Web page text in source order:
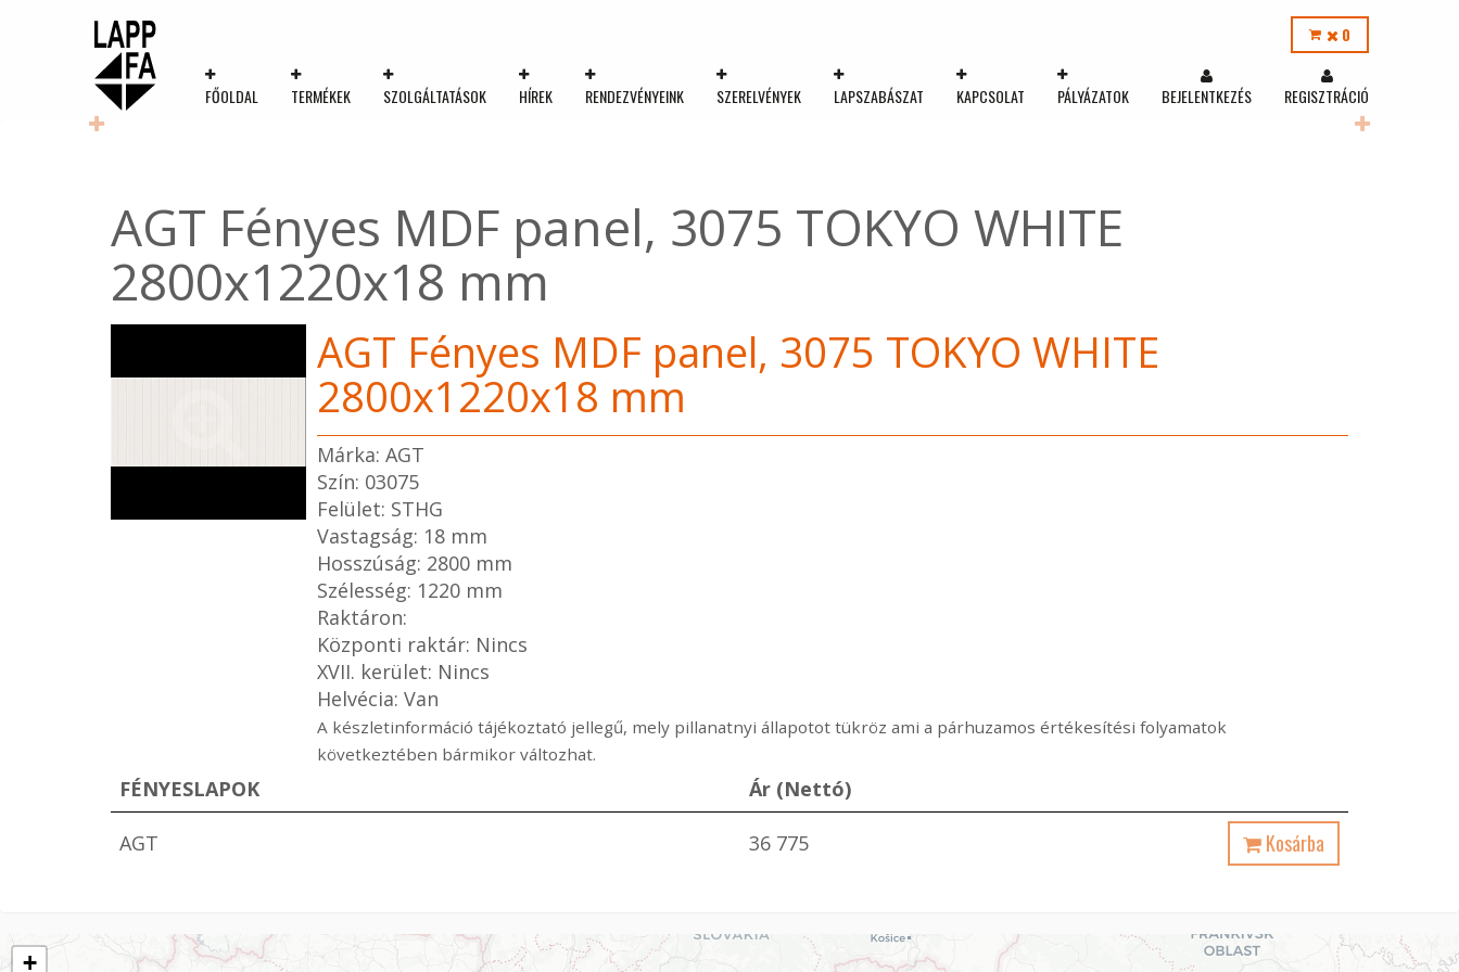
FŐOLDAL TERMÉKEK SZOLGÁLTATÁSOK HÍREK RENDEZVÉNYEINK SZERELVÉNYEK LAPSZABÁSZAT KAPCSOLAT PÁLYÁZATOK
0
BEJELENTKEZÉS REGISZTRÁCIÓ
AGT Fényes MDF panel, 3075 TOKYO WHITE
2800x1220x18 mm
AGT Fényes MDF panel, 3075 TOKYO WHITE
2800x1220x18 mm
Márka: AGT
Szín: 03075
Felület: STHG
Vastagság: 18 mm
Hosszúság: 2800 mm
Szélesség: 1220 mm
Raktáron:
Központi raktár: Nincs
XVII. kerület: Nincs
Helvécia: Van
A készletinformáció tájékoztató jellegű, mely pillanatnyi állapotot tükröz ami a párhuzamos értékesítési folyamatok
következtében bármikor változhat.
FÉNYESLAPOK Ár (Nettó)
AGT 36 775 Kosárba
+